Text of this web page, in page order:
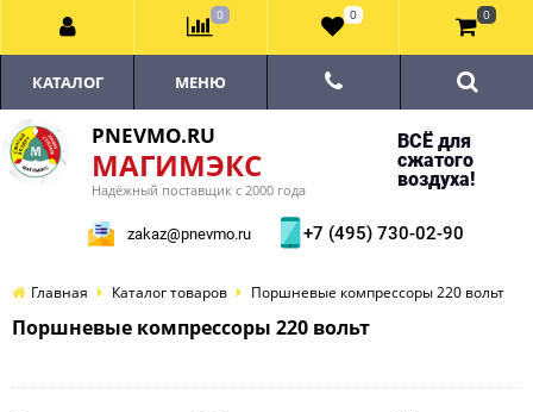
PNEVMO.RU
МАГИМЭКС
Надёжный поставщик с 2000 года
ВСЁ для
сжатого
воздуха!
zakaz@pnevmo.ru +7 (495) 730-02-90
КАТАЛОГ МЕНЮ
Главная Каталог товаров Поршневые компрессоры 220 вольт
Поршневые компрессоры 220 вольт
0 0 0